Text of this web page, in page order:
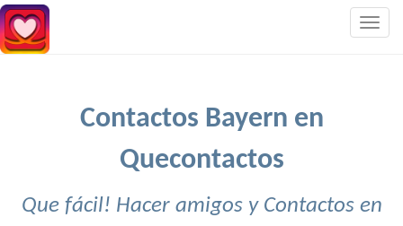
Contactos Bayern en
Quecontactos
Que fácil! Hacer amigos y Contactos en